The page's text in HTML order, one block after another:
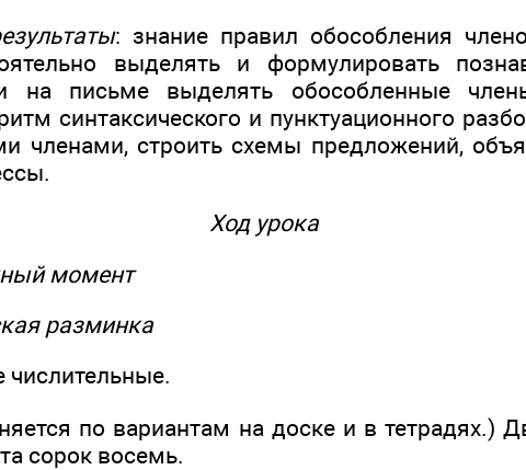
: знание правил обособления
выделять и формулировать
на письме выделять обособленные
синтаксического и пунктуационного
членами, строить схемы предложений,
Ход урока
момент
разминка
по вариантам на доске и в тетрадях.)
сорок восемь.